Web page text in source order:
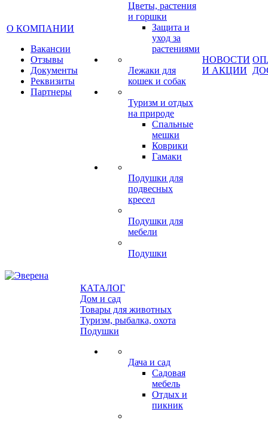
О КОМПАНИИ
Вакансии
Отзывы
Документы
Реквизиты
Партнеры
Цветы, растения
и горшки
Защита и
уход за
растениями
Лежаки для
кошек и собак
Туризм и отдых
на природе
Спальные
мешки
Коврики
Гамаки
Подушки для
подвесных
кресел
Подушки для
мебели
Подушки
НОВОСТИ
И АКЦИИ
КАТАЛОГ
Дом и сад
Товары для животных
Туризм, рыбалка, охота
Подушки
Дача и сад
Садовая
мебель
Отдых и
пикник